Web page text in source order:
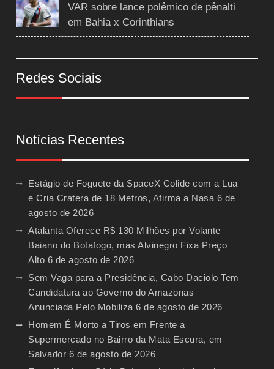
VAR sobre lance polêmico de pênalti
em Bahia x Corinthians
Redes Sociais
Notícias Recentes
Estágio de Foguete da SpaceX Colide com a Lua
e Cria Cratera de 18 Metros, Afirma a Nasa 6 de
agosto de 2026
Atalanta Oferece R$ 130 Milhões por Volante
Baiano do Botafogo, mas Alvinegro Fixa Preço
Alto 6 de agosto de 2026
Sem Vaga para a Presidência, Cabo Daciolo Tem
Candidatura ao Governo do Amazonas
Anunciada Pelo Mobiliza 6 de agosto de 2026
Homem É Morto a Tiros em Frente a
Supermercado no Bairro da Mata Escura, em
Salvador 6 de agosto de 2026